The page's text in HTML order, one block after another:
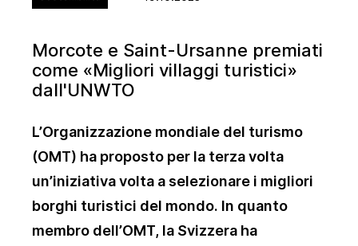
Morcote e Saint-Ursanne premiati
come «Migliori villaggi turistici»
dall'UNWTO
L’Organizzazione mondiale del turismo
(OMT) ha proposto per la terza volta
un’iniziativa volta a selezionare i migliori
borghi turistici del mondo. In quanto
membro dell’OMT, la Svizzera ha